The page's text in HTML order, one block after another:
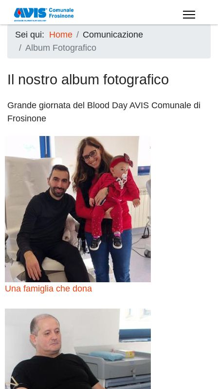
Sei qui: Home
Comunicazione
Album Fotografico
Il nostro album fotografico
Grande giornata del Blood Day AVIS Comunale di
Frosinone
Una famiglia che dona